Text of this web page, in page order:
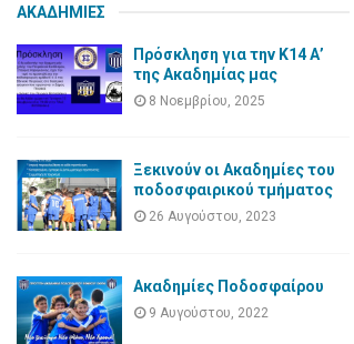
ΑΚΑΔΗΜΙΕΣ
Πρόσκληση για την Κ14 Α’
της Ακαδημίας μας
8 Νοεμβρίου, 2025
Ξεκινούν οι Ακαδημίες του
ποδοσφαιρικού τμήματος
26 Αυγούστου, 2023
Ακαδημίες Ποδοσφαίρου
9 Αυγούστου, 2022